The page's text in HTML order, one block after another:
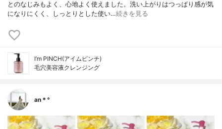
とのなじみもよく、心地よく使えました。洗い上がりはつっぱり感が気
になりにくく、しっとりとした使い…続きを見る
I’m PINCH(アイムピンチ)
毛穴美容液クレンジング
an＊°